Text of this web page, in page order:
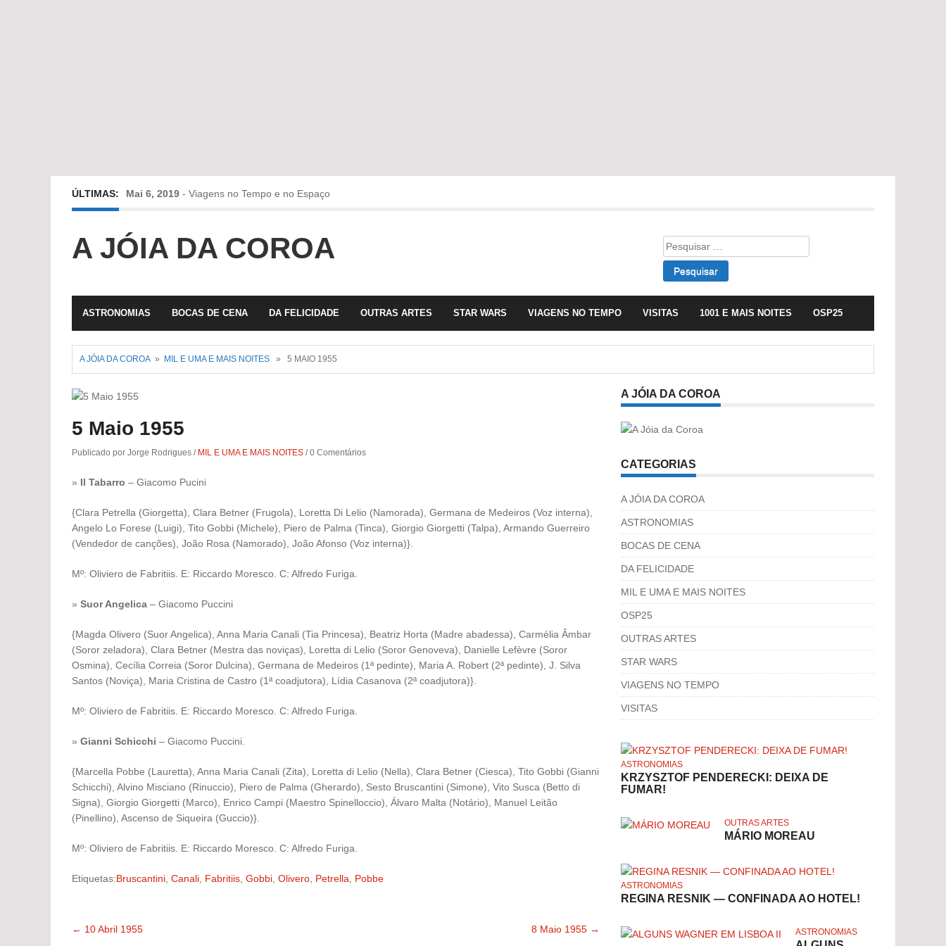
ÚLTIMAS: Mai 6, 2019 - Viagens no Tempo e no Espaço
Fev 22, 2019-Jorge Rodrigues conversa com Olga Roriz
A JÓIA DA COROA
Pesquisar
por:
ASTRONOMIAS BOCAS DE CENA DA FELICIDADE OUTRAS ARTES STAR WARS VIAGENS NO TEMPO VISITAS 1001 E MAIS NOITES OSP25
A JÓIA DA COROA » MIL E UMA E MAIS NOITES » 5 MAIO 1955
5 Maio 1955
Publicado por Jorge Rodrigues / MIL E UMA E MAIS NOITES /0 Comentários
» Il Tabarro – Giacomo Pucini
{Clara Petrella (Giorgetta), Clara Betner (Frugola), Loretta Di Lelio (Namorada), Germana de Medeiros (Voz interna),
Angelo Lo Forese (Luigi), Tito Gobbi (Michele), Piero de Palma (Tinca), Giorgio Giorgetti (Talpa), Armando Guerreiro
(Vendedor de canções), João Rosa (Namorado), João Afonso (Voz interna)}.
Mº: Oliviero de Fabritiis. E: Riccardo Moresco. C: Alfredo Furiga.
» Suor Angelica – Giacomo Puccini
{Magda Olivero (Suor Angelica), Anna Maria Canali (Tia Princesa), Beatriz Horta (Madre abadessa), Carmélia Âmbar
(Soror zeladora), Clara Betner (Mestra das noviças), Loretta di Lelio (Soror Genoveva), Danielle Lefèvre (Soror
Osmina), Cecília Correia (Soror Dulcina), Germana de Medeiros (1ª pedinte), Maria A. Robert (2ª pedinte), J. Silva
Santos (Noviça), Maria Cristina de Castro (1ª coadjutora), Lídia Casanova (2ª coadjutora)}.
Mº: Oliviero de Fabritiis. E: Riccardo Moresco. C: Alfredo Furiga.
» Gianni Schicchi – Giacomo Puccini.
{Marcella Pobbe (Lauretta), Anna Maria Canali (Zita), Loretta di Lelio (Nella), Clara Betner (Ciesca), Tito Gobbi (Gianni
Schicchi), Alvino Misciano (Rinuccio), Piero de Palma (Gherardo), Sesto Bruscantini (Simone), Vito Susca (Betto di
Signa), Giorgio Giorgetti (Marco), Enrico Campi (Maestro Spinelloccio), Álvaro Malta (Notário), Manuel Leitão
(Pinellino), Ascenso de Siqueira (Guccio)}.
Mº: Oliviero de Fabritiis. E: Riccardo Moresco. C: Alfredo Furiga.
Etiquetas:Bruscantini, Canali, Fabritiis, Gobbi, Olivero, Petrella, Pobbe
← 10 Abril 1955 8 Maio 1955 →
A JÓIA DA COROA
CATEGORIAS
A JÓIA DA COROA
ASTRONOMIAS
BOCAS DE CENA
DA FELICIDADE
MIL E UMA E MAIS NOITES
OSP25
OUTRAS ARTES
STAR WARS
VIAGENS NO TEMPO
VISITAS
ASTRONOMIAS
KRZYSZTOF PENDERECKI: DEIXA DE
FUMAR!
OUTRAS ARTES
MÁRIO MOREAU
ASTRONOMIAS
REGINA RESNIK — CONFINADA AO HOTEL!
ASTRONOMIAS